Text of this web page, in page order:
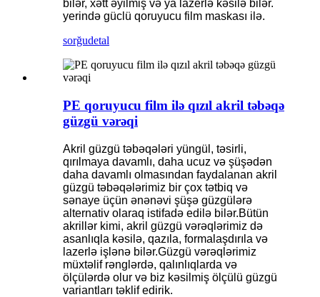
bilər, xətt əyilmiş və ya lazerlə kəsilə bilər.
yerində güclü qoruyucu film maskası ilə.
sorğudetal
PE qoruyucu film ilə qızıl akril təbəqə
güzgü vərəqi
Akril güzgü təbəqələri yüngül, təsirli,
qırılmaya davamlı, daha ucuz və şüşədən
daha davamlı olmasından faydalanan akril
güzgü təbəqələrimiz bir çox tətbiq və
sənaye üçün ənənəvi şüşə güzgülərə
alternativ olaraq istifadə edilə bilər.Bütün
akrillər kimi, akril güzgü vərəqlərimiz də
asanlıqla kəsilə, qazıla, formalaşdırıla və
lazerlə işlənə bilər.Güzgü vərəqlərimiz
müxtəlif rənglərdə, qalınlıqlarda və
ölçülərdə olur və biz kəsilmiş ölçülü güzgü
variantları təklif edirik.